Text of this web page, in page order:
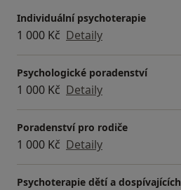
Individuální psychoterapie
1 000 Kč Detaily
Psychologické poradenství
1 000 Kč Detaily
Poradenství pro rodiče
1 000 Kč Detaily
Psychoterapie dětí a dospívajících